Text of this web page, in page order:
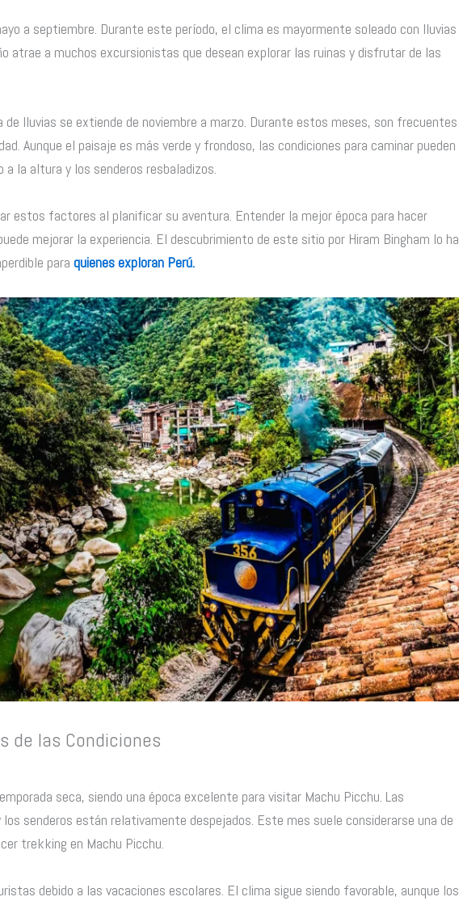
a septiembre. Durante este período, el clima es mayormente soleado con lluvias
atrae a muchos excursionistas que desean explorar las ruinas y disfrutar de las
lluvias se extiende de noviembre a marzo. Durante estos meses, son frecuentes
Aunque el paisaje es más verde y frondoso, las condiciones para caminar pueden
la altura y los senderos resbaladizos.
estos factores al planificar su aventura. Entender la mejor época para hacer
mejorar la experiencia. El descubrimiento de este sitio por Hiram Bingham lo ha
para quienes exploran Perú.
de las Condiciones
seca, siendo una época excelente para visitar Machu Picchu. Las
senderos están relativamente despejados. Este mes suele considerarse una de
trekking en Machu Picchu.
debido a las vacaciones escolares. El clima sigue siendo favorable, aunque los